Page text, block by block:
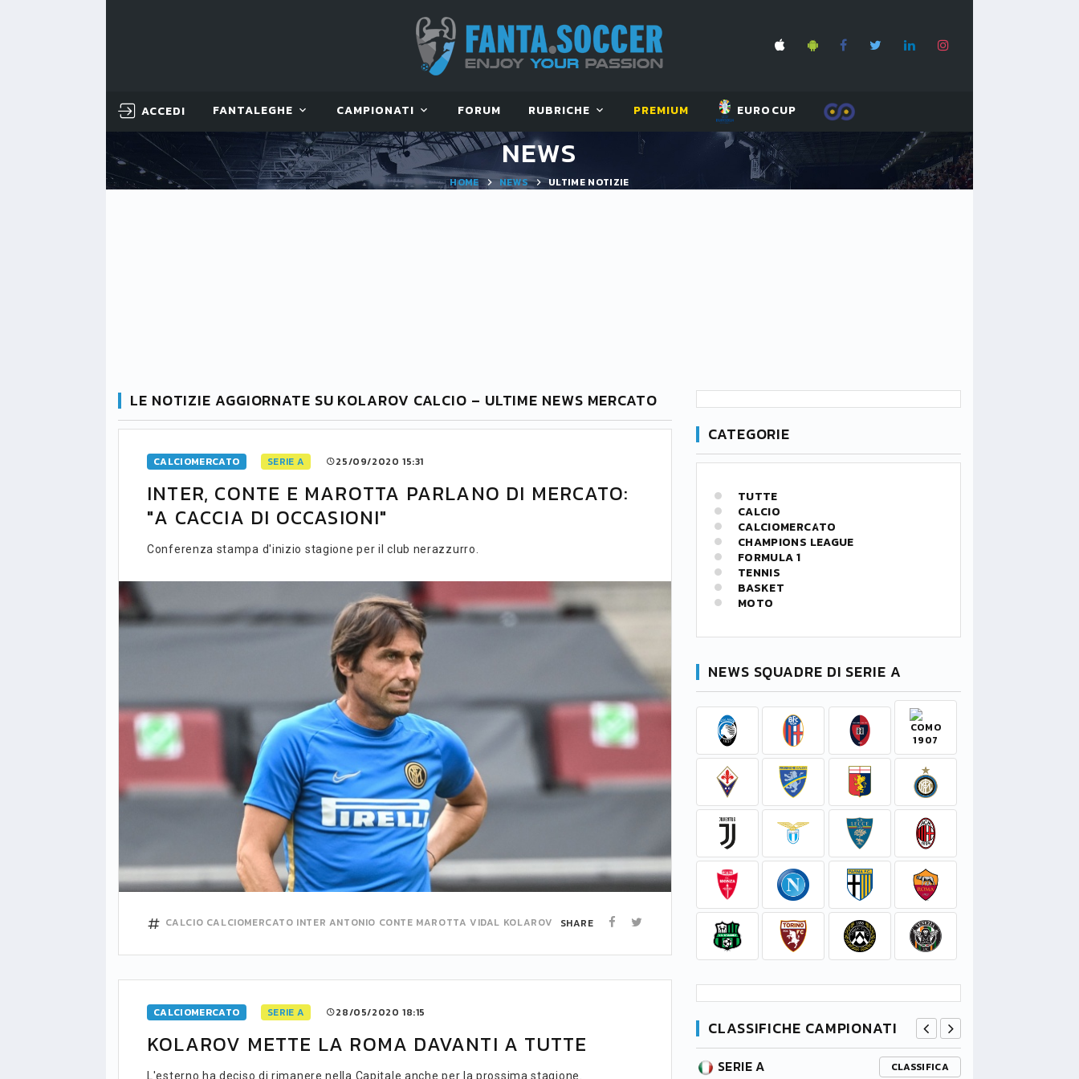
ACCEDI FANTALEGHE CAMPIONATI FORUM RUBRICHE PREMIUM EUROCUP
NEWS
HOME NEWS ULTIME NOTIZIE
LE NOTIZIE AGGIORNATE SU KOLAROV CALCIO – ULTIME NEWS MERCATO
CALCIOMERCATO SERIE A 25/09/2020 15:31
INTER, CONTE E MAROTTA PARLANO DI MERCATO:
"A CACCIA DI OCCASIONI"
Conferenza stampa d'inizio stagione per il club nerazzurro.
CALCIO CALCIOMERCATO INTER ANTONIO CONTE MAROTTA VIDAL KOLAROV SHARE
CALCIOMERCATO SERIE A 28/05/2020 18:15
KOLAROV METTE LA ROMA DAVANTI A TUTTE
L'esterno ha deciso di rimanere nella Capitale anche per la prossima stagione.
CATEGORIE
TUTTE
CALCIO
CALCIOMERCATO
CHAMPIONS LEAGUE
FORMULA 1
TENNIS
BASKET
MOTO
NEWS SQUADRE DI SERIE A
CLASSIFICHE CAMPIONATI
LIGUE1 SERIE B SERIE A CLASSIFICA